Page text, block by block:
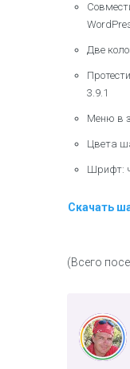
Две
3.9.1
Меню в
Цвета
Шрифт:
Скачать
(Всего